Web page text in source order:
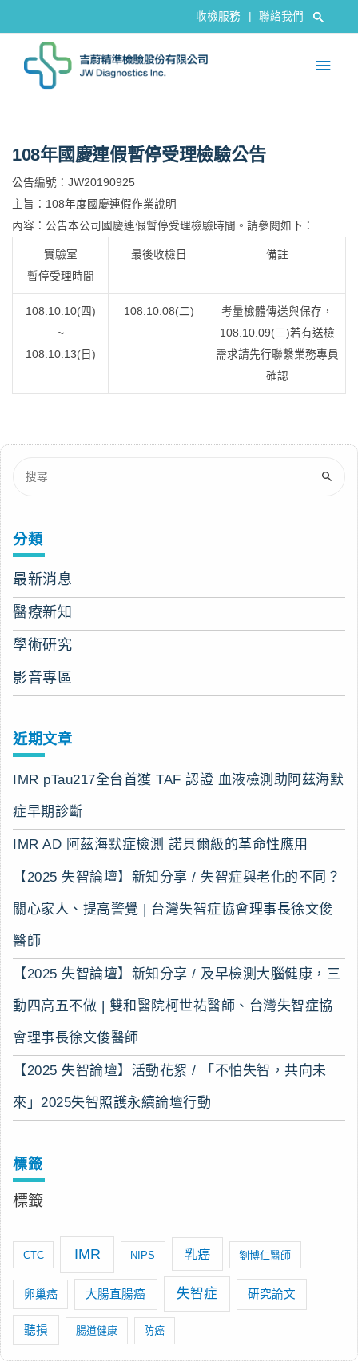
收檢服務 聯絡我們
分類
最新消息
醫療新知
學術研究
影音專區
近期文章
IMR pTau217全台首獲 TAF 認證 血液檢測助阿茲海默
症早期診斷
IMR AD 阿茲海默症檢測 諾貝爾級的革命性應用
【2025 失智論壇】新知分享 / 失智症與老化的不同？
關心家人、提高警覺 | 台灣失智症協會理事長徐文俊
醫師
【2025 失智論壇】新知分享 / 及早檢測大腦健康，三
動四高五不做 | 雙和醫院柯世祐醫師、台灣失智症協
會理事長徐文俊醫師
【2025 失智論壇】活動花絮 / 「不怕失智，共向未
來」2025失智照護永續論壇行動
標籤
標籤
CTC IMR NIPS 乳癌 劉博仁醫師
卵巢癌 大腸直腸癌 失智症 研究論文
聽損 腸道健康 防癌
108年國慶連假暫停受理檢驗公告
公告編號：JW20190925
主旨：108年度國慶連假作業說明
內容：公告本公司國慶連假暫停受理檢驗時間。請參閱如下：
實驗室
暫停受理時間
最後收檢日 備註
108.10.10(四)
~
108.10.13(日)
108.10.08(二)
考量檢體傳送與保存，
108.10.09(三)若有送檢
需求請先行聯繫業務專員
確認